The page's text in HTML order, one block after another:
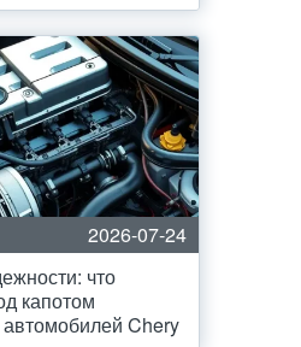
2026-07-24
что
капотом
Chery